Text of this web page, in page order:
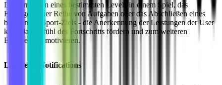
Das Erreichen eines bestimmten Levels in einem Spiel, das
Erledigen einer Reihe von Aufgaben oder das Abschließen eines
bestimmten Sport-Ziels - die Anerkennung der Leistungen der User
kann das Gefühl des Fortschritts fördern und zum weiteren
Engagement motivieren.
Limitierte Notifications